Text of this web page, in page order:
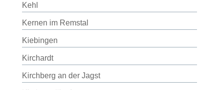
Kehl
Kernen im Remstal
Kiebingen
Kirchardt
Kirchberg an der Jagst